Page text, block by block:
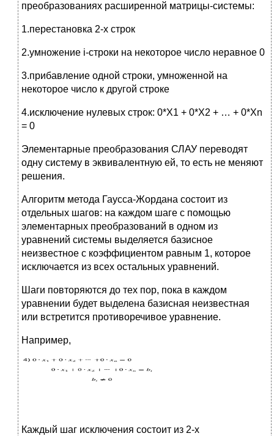
преобразованиях расширенной матрицы-системы:
1.перестановка 2-х строк
2.умножение i-строки на некоторое число неравное 0
3.прибавление одной строки, умноженной на
некоторое число к другой строке
4.исключение нулевых строк: 0*X1 + 0*X2 + … + 0*Xn
= 0
Элементарные преобразования СЛАУ переводят
одну систему в эквивалентную ей, то есть не меняют
решения.
Алгоритм метода Гаусса-Жордана состоит из
отдельных шагов: на каждом шаге с помощью
элементарных преобразований в одном из
уравнений системы выделяется базисное
неизвестное с коэффициентом равным 1, которое
исключается из всех остальных уравнений.
Шаги повторяются до тех пор, пока в каждом
уравнении будет выделена базисная неизвестная
или встретится противоречивое уравнение.
Например,
Каждый шаг исключения состоит из 2-х